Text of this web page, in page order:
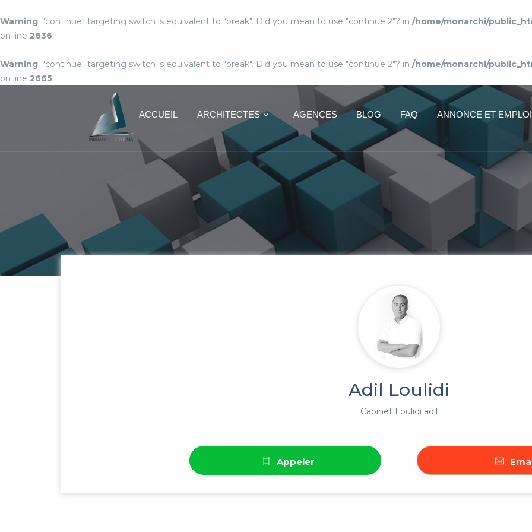
Warning: "continue" targeting switch is equivalent to "break". Did you mean to use "continue 2"? in /home/monarchi/
on line 2636
Warning: "continue" targeting switch is equivalent to "break". Did you mean to use "continue 2"? in /home/monarchi/
on line 2665
ACCUEIL ARCHITECTES AGENCES BLOG FAQ ANNONCE ET EMPLOI
Adil Loulidi
Cabinet Loulidi adil
Appeler